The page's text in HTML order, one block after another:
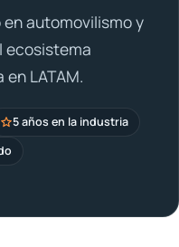
automovilismo y
ecosistema
LATAM.
5 años en la industria